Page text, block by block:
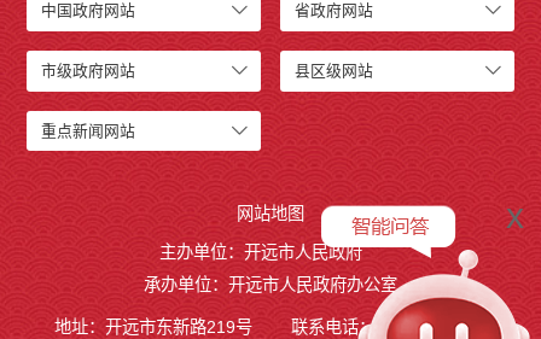
中国政府网站 省政府网站
市级政府网站 县区级网站
重点新闻网站
网站地图
主办单位：开远市人民政府
承办单位：开远市人民政府办公室
地址：开远市东新路219号 联系电话：0873-7236877
x